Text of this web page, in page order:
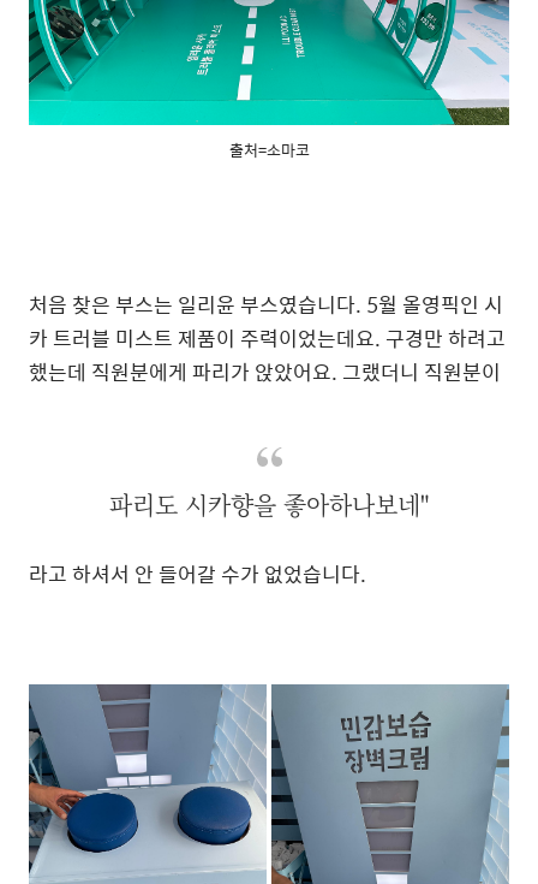
출처=소마코
처음 찾은 부스는 일리윤 부스였습니다. 5월 올영픽인 시
카 트러블 미스트 제품이 주력이었는데요. 구경만 하려고
했는데 직원분에게 파리가 앉았어요. 그랬더니 직원분이
파리도 시카향을 좋아하나보네"
라고 하셔서 안 들어갈 수가 없었습니다.